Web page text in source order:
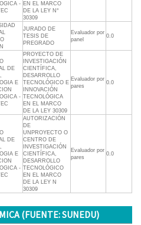
- EN EL MARCO
DE LA LEY N°
30309
JURADO DE
TESIS DE
PREGRADO
Evaluador por
panel
0.0
DE
E
-
PROYECTO DE
INVESTIGACIÓN
CIENTÍFICA,
DESARROLLO
TECNOLÓGICO E
INNOVACIÓN
TECNOLÓGICA
EN EL MARCO
DE LA LEY 30309
Evaluador por
pares
0.0
DE
E
-
AUTORIZACIÓN
DE
UNPROYECTO O
CENTRO DE
INVESTIGACIÓN
CIENTÍFICA,
DESARROLLO
TECNOLÓGICO
EN EL MARCO
DE LA LEY N
30309
Evaluador por
pares
0.0
(FUENTE: SUNEDU)